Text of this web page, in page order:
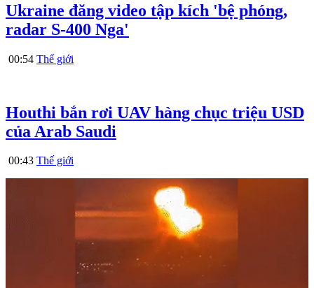
Ukraine đăng video tập kích 'bệ phóng,
radar S-400 Nga'
00:54 Thế giới
Houthi bắn rơi UAV hàng chục triệu USD
của Arab Saudi
00:43 Thế giới